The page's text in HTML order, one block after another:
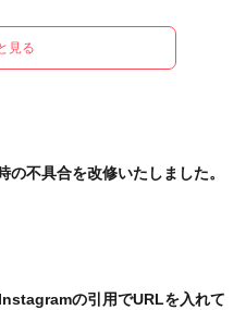
見る
不具合を改修いたしました。
Instagramの引用でURLを入れて